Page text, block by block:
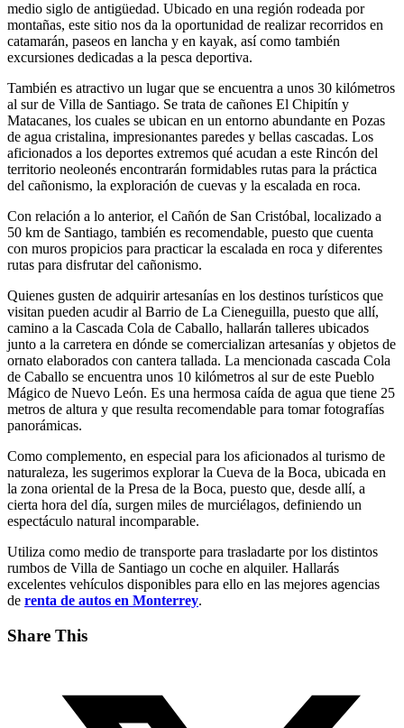
medio siglo de antigüedad. Ubicado en una región rodeada por
montañas, este sitio nos da la oportunidad de realizar recorridos en
catamarán, paseos en lancha y en kayak, así como también
excursiones dedicadas a la pesca deportiva.
También es atractivo un lugar que se encuentra a unos 30 kilómetros
al sur de Villa de Santiago. Se trata de cañones El Chipitín y
Matacanes, los cuales se ubican en un entorno abundante en Pozas
de agua cristalina, impresionantes paredes y bellas cascadas. Los
aficionados a los deportes extremos qué acudan a este Rincón del
territorio neoleonés encontrarán formidables rutas para la práctica
del cañonismo, la exploración de cuevas y la escalada en roca.
Con relación a lo anterior, el Cañón de San Cristóbal, localizado a
50 km de Santiago, también es recomendable, puesto que cuenta
con muros propicios para practicar la escalada en roca y diferentes
rutas para disfrutar del cañonismo.
Quienes gusten de adquirir artesanías en los destinos turísticos que
visitan pueden acudir al Barrio de La Cieneguilla, puesto que allí,
camino a la Cascada Cola de Caballo, hallarán talleres ubicados
junto a la carretera en dónde se comercializan artesanías y objetos de
ornato elaborados con cantera tallada. La mencionada cascada Cola
de Caballo se encuentra unos 10 kilómetros al sur de este Pueblo
Mágico de Nuevo León. Es una hermosa caída de agua que tiene 25
metros de altura y que resulta recomendable para tomar fotografías
panorámicas.
Como complemento, en especial para los aficionados al turismo de
naturaleza, les sugerimos explorar la Cueva de la Boca, ubicada en
la zona oriental de la Presa de la Boca, puesto que, desde allí, a
cierta hora del día, surgen miles de murciélagos, definiendo un
espectáculo natural incomparable.
Utiliza como medio de transporte para trasladarte por los distintos
rumbos de Villa de Santiago un coche en alquiler. Hallarás
excelentes vehículos disponibles para ello en las mejores agencias
de renta de autos en Monterrey.
Share This